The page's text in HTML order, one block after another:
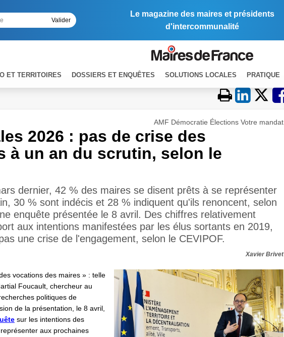
Le magazine des maires et présidents
d'intercommunalité
ET TERRITOIRES DOSSIERS ET ENQUÊTES SOLUTIONS LOCALES PRATIQUE
AMF Démocratie Élections Votre mandat
2026 : pas de crise des
à un an du scrutin, selon le
dernier, 42 % des maires se disent prêts à se représenter
30 % sont indécis et 28 % indiquent qu'ils renoncent, selon
enquête présentée le 8 avril. Des chiffres relativement
aux intentions manifestées par les élus sortants en 2019,
une crise de l'engagement, selon le CEVIPOF.
Xavier Brivet
vocations des maires » : telle
Foucault, chercheur au
politiques de
de la présentation, le 8 avril,
sur les intentions des
aux prochaines